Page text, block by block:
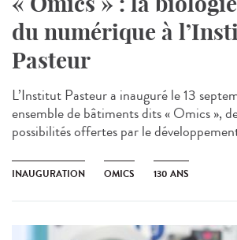
du numérique à
Pasteur
L’Institut Pasteur a inauguré le 13
ensemble de bâtiments dits « Omics »,
possibilités offertes par le
INAUGURATION OMICS 130 ANS